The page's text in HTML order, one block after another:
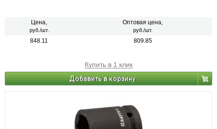
Цена,
руб./шт.
Оптовая цена,
руб./шт.
848.11 809.85
Купить в 1 клик
Добавить в корзину